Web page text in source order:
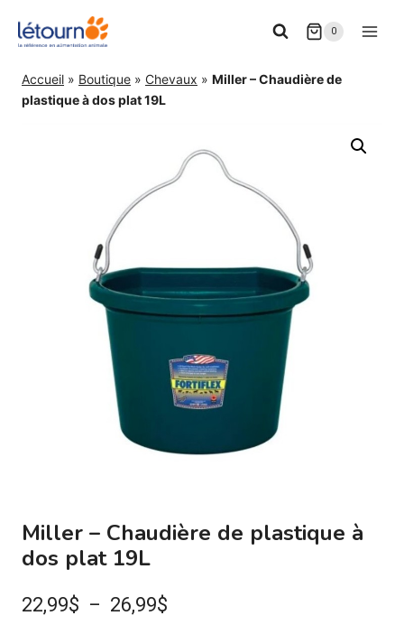
0
Accueil » Boutique » Chevaux » Miller – Chaudière de
plastique à dos plat 19L
Miller – Chaudière de plastique à
dos plat 19L
22,99$ – 26,99$